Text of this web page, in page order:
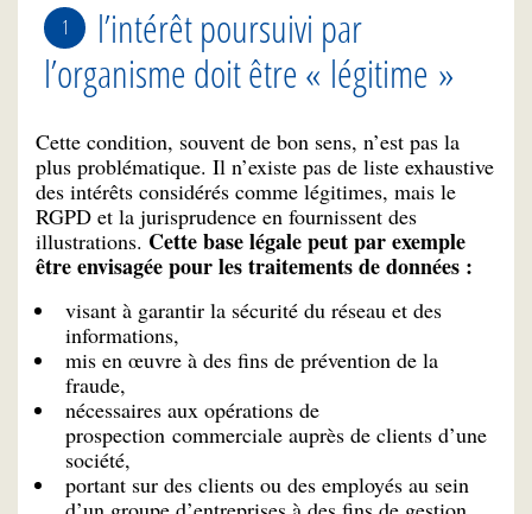
l’intérêt poursuivi par
l’organisme doit être « légitime »
Cette condition, souvent de bon sens, n’est pas la
plus problématique. Il n’existe pas de liste exhaustive
des intérêts considérés comme légitimes, mais le
RGPD et la jurisprudence en fournissent des
illustrations. Cette base légale peut par exemple
être envisagée pour les traitements de données :
visant à garantir la sécurité du réseau et des
informations,
mis en œuvre à des fins de prévention de la
fraude,
nécessaires aux opérations de
prospection commerciale auprès de clients d’une
société,
portant sur des clients ou des employés au sein